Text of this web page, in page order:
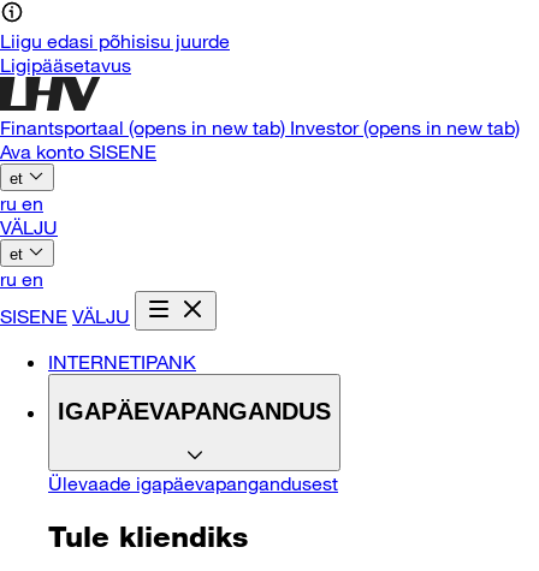
Liigu edasi põhisisu juurde
Ligipääsetavus
Finantsportaal (opens in new tab) Investor(opens in new tab)
Ava konto SISENE
et
ru en
VÄLJU
et
ru en
SISENE VÄLJU
INTERNETIPANK
IGAPÄEVAPANGANDUS
Ülevaade igapäevapangandusest
Tule kliendiks